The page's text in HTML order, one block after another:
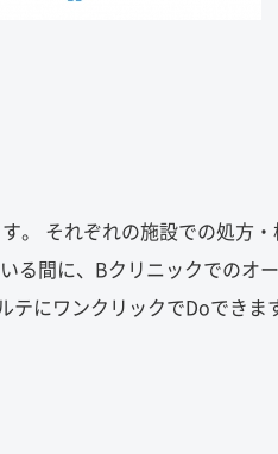
。 それぞれの施設での処方・
る間に、Bクリニックでのオ
テにワンクリックでDoでき